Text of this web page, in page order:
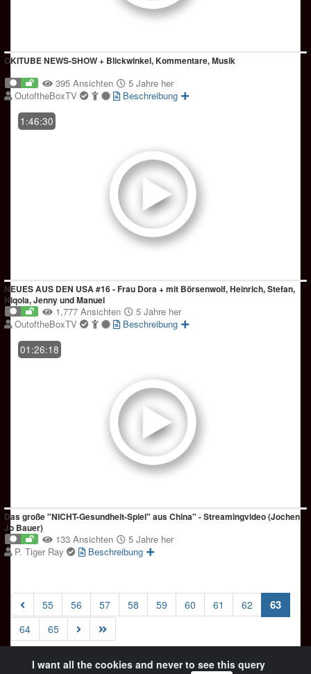
OKITUBE NEWS-SHOW + Blickwinkel, Kommentare, Musik
395 Ansichten
5 Jahre her
OutoftheBoxTV
Beschreibung
1:46:30
NEUES AUS DEN USA #16 - Frau Dora + mit Börsenwolf, Heinrich, Stefan,
Niqola, Jenny und Manuel
1,777 Ansichten
5 Jahre her
OutoftheBoxTV
Beschreibung
01:26:18
Das große "NICHT-Gesundheit-Spiel" aus China" - Streamingvideo (Jochen
Jo Bauer)
133 Ansichten
5 Jahre her
P. Tiger Ray
Beschreibung
55 56 57 58 59 60 61 62 63
64 65
I want all the cookies and never to see this query